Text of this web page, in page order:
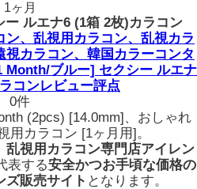
1ヶ月
ルエナ6 (1箱 2枚)カラコン
、乱視用カラコン、乱視カラ
視カラコン、韓国カラーコンタ
Month/ブルー] セクシー ルエナ
コンレビュー評点
0件
(2pcs) [14.0mm]、おしゃれ
用カラコン [1ヶ月用]。
乱視用カラコン専門店アイレン
表する安全かつお手頃な価格の
ズ販売サイト となります。